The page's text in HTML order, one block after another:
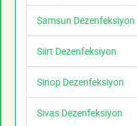
Samsun Dezenfeksiyon
Siirt Dezenfeksiyon
Sinop Dezenfeksiyon
Sivas Dezenfeksiyon